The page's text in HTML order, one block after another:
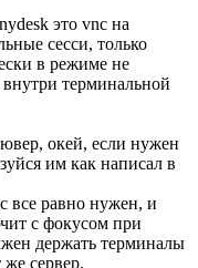
это vnc на
сесси, только
в режиме не
терминальной
окей, если нужен
им как написал в
все равно нужен, и
с фокусом при
держать терминалы
сервер.